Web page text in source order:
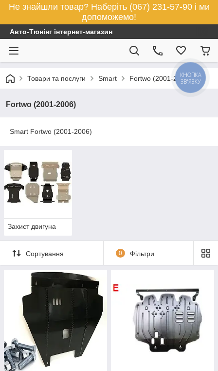
Не знайшли товар? Наберіть (067) 231-57-90 і ми
допоможемо!
Авто-Тюнінг інтернет-магазин
Товари та послуги Smart Fortwo (2001-2006)
Fortwo (2001-2006)
Smart Fortwo (2001-2006)
Захист двигуна
Сортування 0 Фільтри
КНОПКА
ЗВ'ЯЗКУ